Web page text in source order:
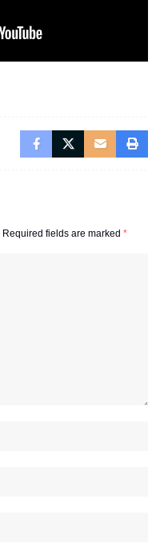
Required fields are marked *